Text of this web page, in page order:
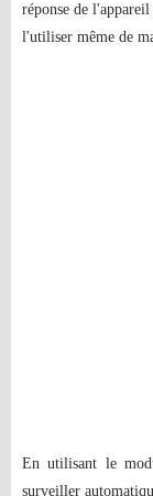
réponse de
l'utiliser même de
En utilisant le
surveiller